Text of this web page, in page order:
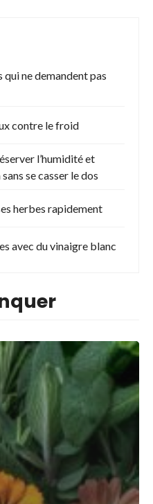
ne demandent pas
contre le froid
l’humidité et
se casser le dos
herbes rapidement
avec du vinaigre blanc